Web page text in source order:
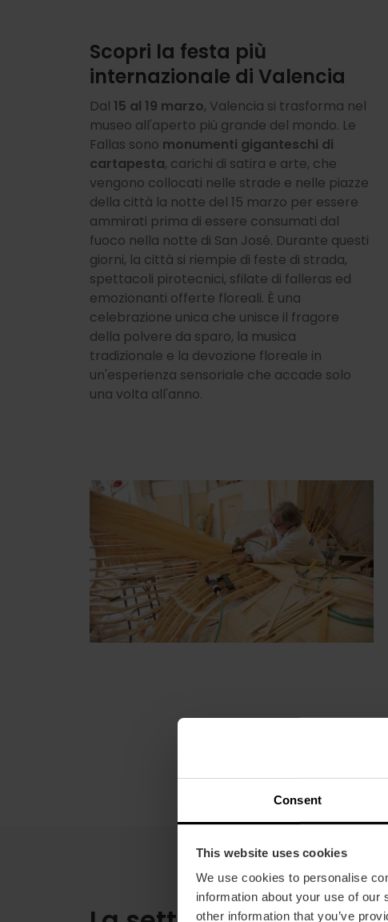
Consent
This website uses cookies
We use cookies to personalise
information about your use of
other information that you’ve
Scopri la festa più
internazionale di Valencia
Dal 15 al 19 marzo, Valencia si trasforma nel
museo all'aperto più grande del mondo. Le
Fallas sono monumenti giganteschi di
cartapesta, carichi di satira e arte, che
vengono collocati nelle strade e nelle piazze
della città la notte del 15 marzo per essere
ammirati prima di essere consumati dal
fuoco nella notte di San José. Durante questi
giorni, la città si riempie di feste di strada,
spettacoli pirotecnici, sfilate di falleras ed
emozionanti offerte floreali. È una
celebrazione unica che unisce il fragore
della polvere da sparo, la musica
tradizionale e la devozione floreale in
un'esperienza sensoriale che accade solo
una volta all'anno.